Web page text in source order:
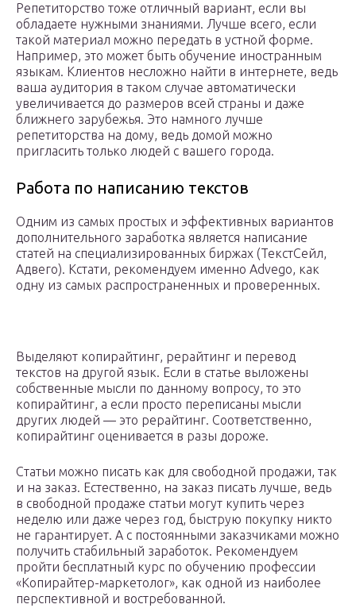
Репетиторство тоже отличный вариант, если вы
обладаете нужными знаниями. Лучше всего, если
такой материал можно передать в устной форме.
Например, это может быть обучение иностранным
языкам. Клиентов несложно найти в интернете, ведь
ваша аудитория в таком случае автоматически
увеличивается до размеров всей страны и даже
ближнего зарубежья. Это намного лучше
репетиторства на дому, ведь домой можно
пригласить только людей с вашего города.
Работа по написанию текстов
Одним из самых простых и эффективных вариантов
дополнительного заработка является написание
статей на специализированных биржах (ТекстСейл,
Адвего). Кстати, рекомендуем именно Advego, как
одну из самых распространенных и проверенных.
Выделяют копирайтинг, рерайтинг и перевод
текстов на другой язык. Если в статье выложены
собственные мысли по данному вопросу, то это
копирайтинг, а если просто переписаны мысли
других людей — это рерайтинг. Соответственно,
копирайтинг оценивается в разы дороже.
Статьи можно писать как для свободной продажи, так
и на заказ. Естественно, на заказ писать лучше, ведь
в свободной продаже статьи могут купить через
неделю или даже через год, быструю покупку никто
не гарантирует. А с постоянными заказчиками можно
получить стабильный заработок. Рекомендуем
пройти бесплатный курс по обучению профессии
«Копирайтер-маркетолог», как одной из наиболее
перспективной и востребованной.